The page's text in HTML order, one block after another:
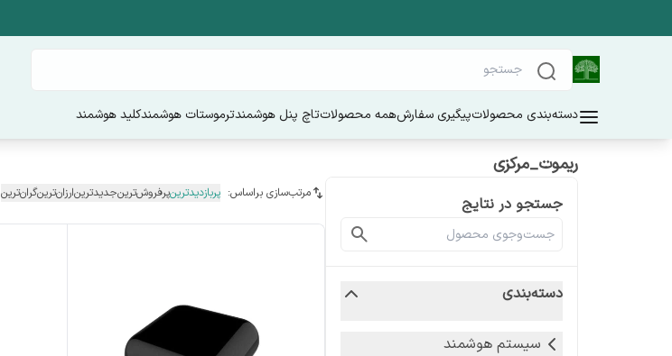
دسته‌بندی محصولاتپیگیری سفارشهمه محصولاتتاچ پنل هوشمندترموستات هوشمندکلید هوشمند
ریموت_مرکزی
جستجو در نتایج
دسته‌بندی
سیستم هوشمند
مرتب‌سازی براساس: پربازدیدترینپرفروش‌ترینجدیدترینارزان‌ترینگران‌ترین